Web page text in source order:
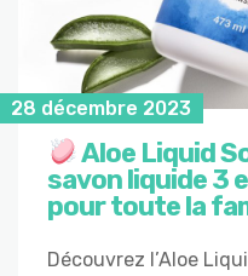
28 décembre 2023
Aloe Liquid
savon liquide 3
pour toute la
Découvrez l’Aloe